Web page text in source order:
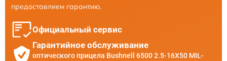
предоставляем гарантию.
Официальный сервис
Гарантийное обслуживание
оптического прицела Bushnell 6500 2.5-16X50 MIL-